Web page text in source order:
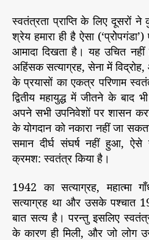
स्वतंत्रता प्राप्ति के लिए दूसरों ने
श्रेय हमारा ही है ऐसा
आमादा दिखता है। यह उचित
अहिंसक सत्याग्रह, सेना में
के प्रयासों का एकत्र परिणाम
द्वितीय महायुद्ध में जीतने के
अपने सभी उपनिवेशों पर शासन
के योगदान को नकारा नहीं जा
समान दीर्घ संघर्ष नहीं हुआ,
क्रमश: स्वतंत्र किया है।
1942 का सत्याग्रह, महात्मा
सत्याग्रह था और उसके पश्चात
बात सत्य है। परन्तु इसलिए
के कारण ही मिली, और जो लोग